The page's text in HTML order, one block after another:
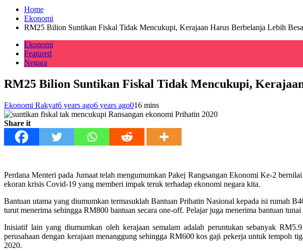
Home
Ekonomi
RM25 Bilion Suntikan Fiskal Tidak Mencukupi, Kerajaan Harus Berbelanja Lebih
Ekonomi
Featured
Negara
RM25 Bilion Suntikan Fiskal Tidak Mencukupi,
Ekonomi Rakyat6 years ago6 years ago016 mins
Share it
Perdana Menteri pada Jumaat telah mengumumkan Pakej Rangsangan Ekonomi Ke-2
ekoran krisis Covid-19 yang memberi impak teruk terhadap ekonomi negara kita.
Bantuan utama yang diumumkan termasuklah Bantuan Prihatin Nasional kepada isi rumah
turut menerima sehingga RM800 bantuan secara one-off. Pelajar juga menerima bantuan
Inisiatif lain yang diumumkan oleh kerajaan semalam adalah peruntukan sebanyak
perusahaan dengan kerajaan menanggung sehingga RM600 kos gaji pekerja untuk tempoh
2020.